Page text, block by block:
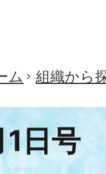
ム 組織から
日号